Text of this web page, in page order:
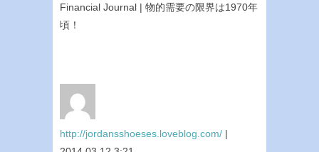
Financial Journal | 物的需要の限界は1970年
頃！
http://jordansshoeses.loveblog.com/ |